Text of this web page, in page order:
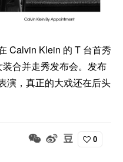
Calvin Klein 的 T 台首秀
合并走秀发布会。发布
演，真正的大戏还在后头
0